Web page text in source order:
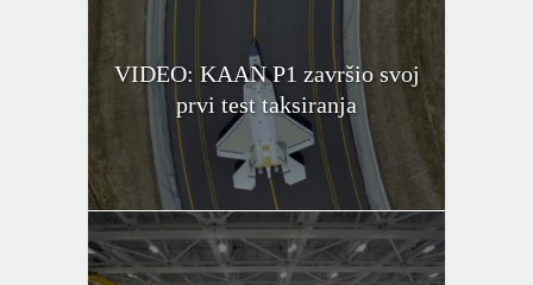
VIDEO: KAAN P1 završio svoj
prvi test taksiranja